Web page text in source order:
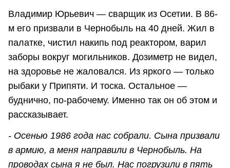
Владимир Юрьевич — сварщик из Осетии. В 86-
м его призвали в Чернобыль на 40 дней. Жил в
палатке, чистил накипь под реактором, варил
заборы вокруг могильников. Дозиметр не видел,
на здоровье не жаловался. Из яркого — только
рыбаки у Припяти. И тоска. Остальное —
буднично, по-рабочему. Именно так он об этом и
рассказывает.
- Осенью 1986 года нас собрали. Сына призвали
в армию, а меня направили в Чернобыль. На
проводах сына я не был. Нас погрузили в пять